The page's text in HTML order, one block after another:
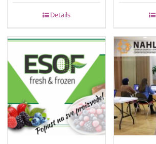
Details